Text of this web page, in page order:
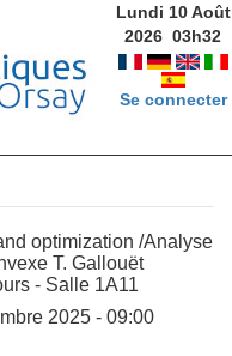
Lundi 10 Août
2026 03h32
Se connecter
optimization /Analyse
et optimisation convexe T. Gallouët
- Salle 1A11
2025 - 09:00